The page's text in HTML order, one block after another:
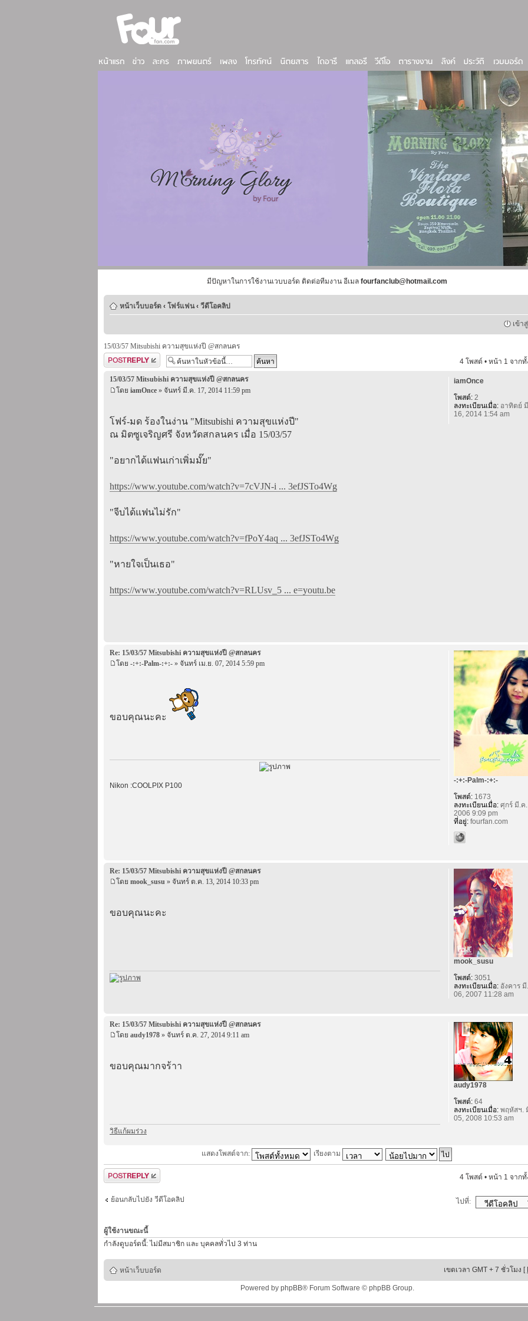
มีปัญหาในการใช้งานเวบบอร์ด ติดต่อทีมงาน อีเมล fourfanclub@hotmail.com
หน้าเว็บบอร์ด ‹ โฟร์แฟน ‹ วีดีโอคลิป
เข้า
15/03/57 Mitsubishi ความสุขแห่งปี @สกลนคร
ตอบกระทู้
4 โพสต์ • หน้า 1 จาก
15/03/57 Mitsubishi ความสุขแห่งปี @สกลนคร
โดย iamOnce » จันทร์ มี.ค. 17, 2014 11:59 pm
โฟร์-มด ร้องในง่าน "Mitsubishi ความสุขแห่งปี"
ณ มิตซูเจริญศรี จังหวัดสกลนคร เมื่อ 15/03/57
"อยากได้แฟนเก่าเพิ่มมั๊ย"
https://www.youtube.com/watch?v=7cVJN-i ... 3efJSTo4Wg
"จีบได้แฟนไม่รัก"
https://www.youtube.com/watch?v=fPoY4aq ... 3efJSTo4Wg
"หายใจเป็นเธอ"
https://www.youtube.com/watch?v=RLUsv_5 ... e=youtu.be
iamOnce
โพสต์:2
ลงทะเบียนเมื่อ:อาทิตย์
16, 2014 1:54 am
Re: 15/03/57 Mitsubishi ความสุขแห่งปี @สกลนคร
โดย -:+:-Palm-:+:- » จันทร์ เม.ย. 07, 2014 5:59 pm
ขอบคุณนะคะ
Nikon :COOLPIX P100
-:+:-Palm-:+:-
โพสต์:1673
ลงทะเบียนเมื่อ:ศุกร์ มี.ค.
2006 9:09 pm
ที่อยู่:fourfan.com
Re: 15/03/57 Mitsubishi ความสุขแห่งปี @สกลนคร
โดย mook_susu » จันทร์ ต.ค. 13, 2014 10:33 pm
ขอบคุณนะคะ
mook_susu
โพสต์:3051
ลงทะเบียนเมื่อ:อังคาร มี.
06, 2007 11:28 am
Re: 15/03/57 Mitsubishi ความสุขแห่งปี @สกลนคร
โดย audy1978 » จันทร์ ต.ค. 27, 2014 9:11 am
ขอบคุณมากจร้าา
วิธีแก้ผมร่วง
audy1978
โพสต์:64
ลงทะเบียนเมื่อ:พฤหัสฯ.
05, 2008 10:53 am
แสดงโพสต์จาก: เรียงตาม
ตอบกระทู้ 4 โพสต์ • หน้า 1 จาก
ย้อนกลับไปยัง วีดีโอคลิป ไปที่:
ผู้ใช้งานขณะนี้
กำลังดูบอร์ดนี้: ไม่มีสมาชิก และ บุคคลทั่วไป 3 ท่าน
หน้าเว็บบอร์ด เขตเวลา GMT + 7 ชั่วโมง [
Powered by phpBB® Forum Software © phpBB Group.